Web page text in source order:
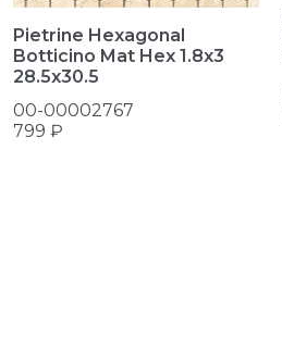
Pietrine Hexagonal
Botticino Mat Hex 1.8х3
28.5x30.5
00-00002767
799 ₽